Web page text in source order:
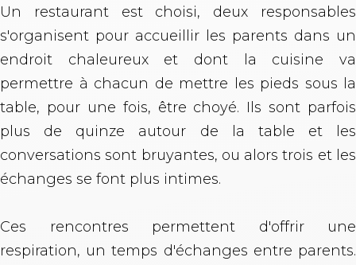
Un restaurant est choisi, deux responsables
s'organisent pour accueillir les parents dans un
endroit chaleureux et dont la cuisine va
permettre à chacun de mettre les pieds sous la
table, pour une fois, être choyé. Ils sont parfois
plus de quinze autour de la table et les
conversations sont bruyantes, ou alors trois et les
échanges se font plus intimes.
Ces rencontres permettent d'offrir une
respiration, un temps d'échanges entre parents.